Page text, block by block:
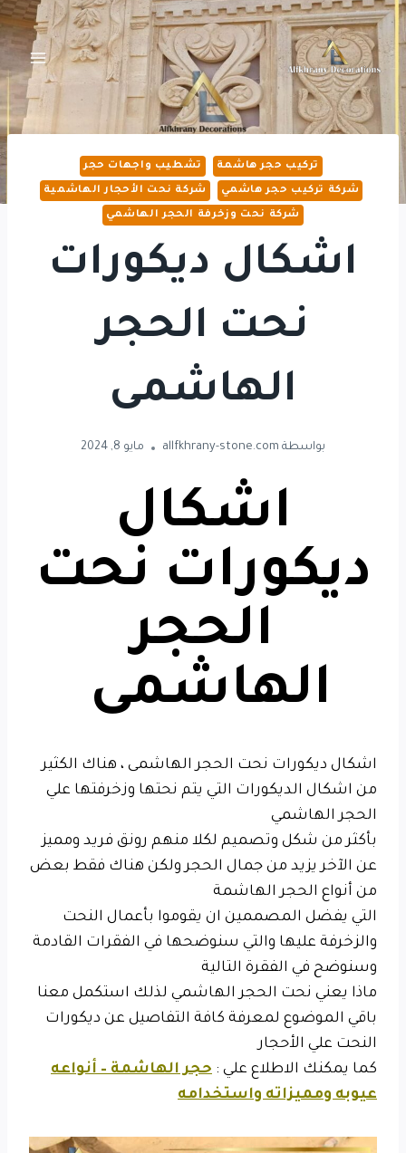
التجاوز
إلى
المحتوى
تركيب حجر هاشمة تشطيب واجهات حجر
شركة تركيب حجر هاشمي شركة نحت الأحجار الهاشمية
شركة نحت وزخرفة الحجر الهاشمي
اشكال ديكورات
نحت الحجر
الهاشمى
بواسطة allfkhrany-stone.com مايو 8, 2024
اشكال
ديكورات نحت
الحجر
الهاشمى
اشكال ديكورات نحت الحجر الهاشمى ، هناك الكثير
من اشكال الديكورات التي يتم نحتها وزخرفتها علي
الحجر الهاشمي
بأكثر من شكل وتصميم لكلا منهم رونق فريد ومميز
عن الآخر يزيد من جمال الحجر ولكن هناك فقط بعض
من أنواع الحجر الهاشمة
التي يفضل المصممين ان يقوموا بأعمال النحت
والزخرفة عليها والتي سنوضحها في الفقرات القادمة
وسنوضح في الفقرة التالية
ماذا يعني نحت الحجر الهاشمي لذلك استكمل معنا
باقي الموضوع لمعرفة كافة التفاصيل عن ديكورات
النحت علي الأحجار
كما يمكنك الاطلاع علي : حجر الهاشمة – أنواعه
عيوبه ومميزاته واستخدامه